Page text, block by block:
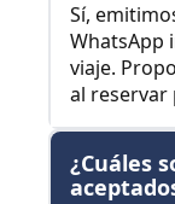
Sí,
WhatsApp
viaje.
al reservar
¿Cuáles